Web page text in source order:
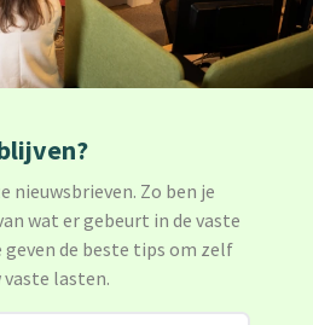
nieuwsbrieven. Zo ben je
wat er gebeurt in de vaste
geven de beste tips om zelf
lasten.